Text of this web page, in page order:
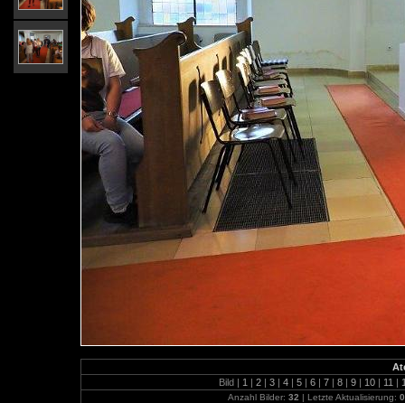
Bild | 1 | 2 | 3 | 4 | 5 | 6 | 7 | 8 | 9 | 10 | 11 |
Anzahl Bilder: 32 | Letzte Aktualisierung: